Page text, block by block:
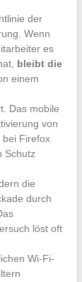
der
Wenn
es
bleibt die
einem
Das mobile
von
bei Firefox
Schutz
die
durch
löst oft
Wi-Fi-